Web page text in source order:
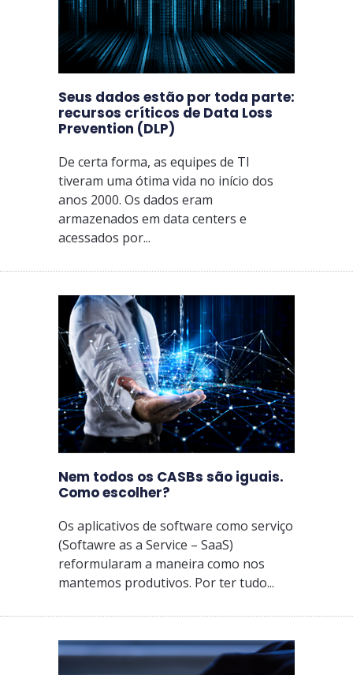
Seus dados estão por toda parte:
recursos críticos de Data Loss
Prevention (DLP)
De certa forma, as equipes de TI
tiveram uma ótima vida no início dos
anos 2000. Os dados eram
armazenados em data centers e
acessados ​​por...
Nem todos os CASBs são iguais.
Como escolher?
Os aplicativos de software como serviço
(Softawre as a Service – SaaS)
reformularam a maneira como nos
mantemos produtivos. Por ter tudo...